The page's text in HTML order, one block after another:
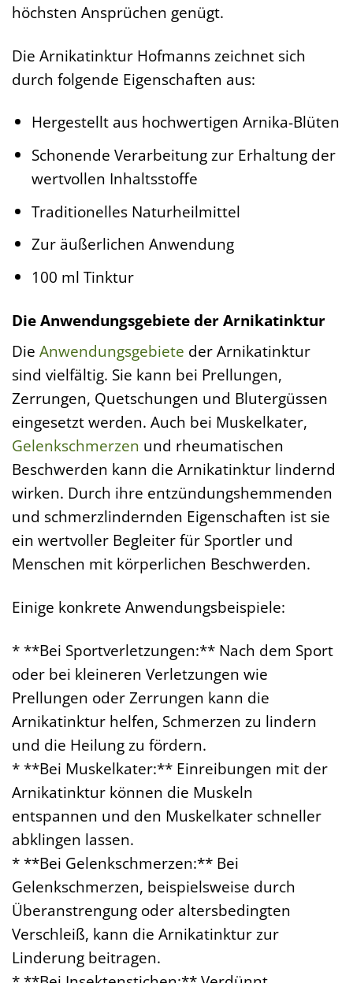
höchsten Ansprüchen genügt.
Die Arnikatinktur Hofmanns zeichnet sich
durch folgende Eigenschaften aus:
Hergestellt aus hochwertigen Arnika-Blüten
Schonende Verarbeitung zur Erhaltung der
wertvollen Inhaltsstoffe
Traditionelles Naturheilmittel
Zur äußerlichen Anwendung
100 ml Tinktur
Die Anwendungsgebiete der Arnikatinktur
Die Anwendungsgebiete der Arnikatinktur
sind vielfältig. Sie kann bei Prellungen,
Zerrungen, Quetschungen und Blutergüssen
eingesetzt werden. Auch bei Muskelkater,
Gelenkschmerzen und rheumatischen
Beschwerden kann die Arnikatinktur lindernd
wirken. Durch ihre entzündungshemmenden
und schmerzlindernden Eigenschaften ist sie
ein wertvoller Begleiter für Sportler und
Menschen mit körperlichen Beschwerden.
Einige konkrete Anwendungsbeispiele:
* **Bei Sportverletzungen:** Nach dem Sport
oder bei kleineren Verletzungen wie
Prellungen oder Zerrungen kann die
Arnikatinktur helfen, Schmerzen zu lindern
und die Heilung zu fördern.
* **Bei Muskelkater:** Einreibungen mit der
Arnikatinktur können die Muskeln
entspannen und den Muskelkater schneller
abklingen lassen.
* **Bei Gelenkschmerzen:** Bei
Gelenkschmerzen, beispielsweise durch
Überanstrengung oder altersbedingten
Verschleiß, kann die Arnikatinktur zur
Linderung beitragen.